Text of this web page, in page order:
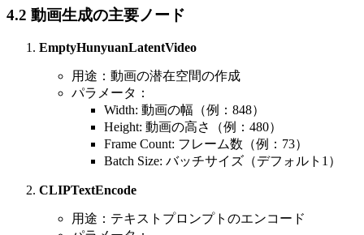
4.2 動画生成の主要ノード
EmptyHunyuanLatentVideo
用途：動画の潜在空間の作成
パラメータ：
Width: 動画の幅（例：848）
Height: 動画の高さ（例：480）
Frame Count: フレーム数（例：73）
Batch Size: バッチサイズ（デフォルト1）
CLIPTextEncode
用途：テキストプロンプトのエンコード